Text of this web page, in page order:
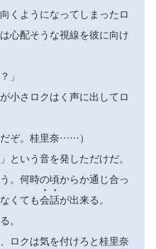
くようになってしまったロ
心配そうな視線を彼に向け
」
小さロクはく声に出してロ
だぞ。桂里奈……）
という音を発しただけだ。
。何時の頃からか通じ合っ
くても会

話

が出来る。
。
ロクは気を付けろと桂里奈